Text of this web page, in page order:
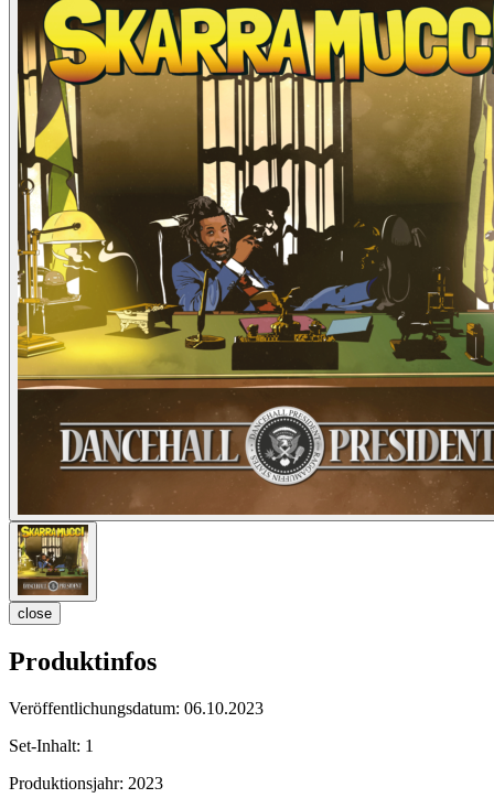
close
Produktinfos
Veröffentlichungsdatum: 06.10.2023
Set-Inhalt: 1
Produktionsjahr: 2023